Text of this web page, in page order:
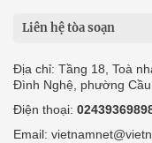
Liên hệ tòa soạn
Địa chỉ: Tầng 18, Toà
Đình Nghệ, phường Cầu
Điện thoại:
Email: